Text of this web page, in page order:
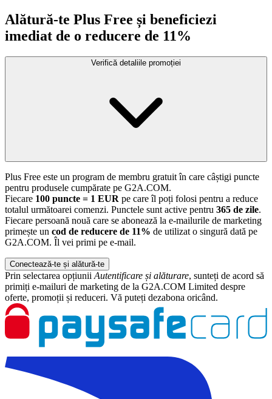
Alătură-te Plus Free și beneficiezi
imediat de o reducere de 11%
Verifică detaliile promoției
Plus Free este un program de membru gratuit în care câștigi puncte
pentru produsele cumpărate pe G2A.COM.
Fiecare 100 puncte = 1 EUR pe care îl poți folosi pentru a reduce
totalul următoarei comenzi. Punctele sunt active pentru 365 de zile.
Fiecare persoană nouă care se abonează la e-mailurile de marketing
primește un cod de reducere de 11% de utilizat o singură dată pe
G2A.COM. Îl vei primi pe e-mail.
Conectează-te și alătură-te
Prin selectarea opțiunii Autentificare și alăturare, sunteți de acord să
primiți e-mailuri de marketing de la G2A.COM Limited despre
oferte, promoții și reduceri. Vă puteți dezabona oricând.